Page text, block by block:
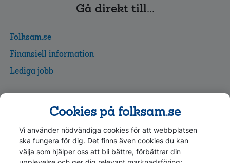
Gå direkt till...
Folksam.se
Finansiell information
Lediga jobb
Hantera cookies
Personuppgifter GDPR
Om penningtvättslagen
Cookies på folksam.se
Vi använder nödvändiga cookies för att webbplatsen
ska fungera för dig. Det finns även cookies du kan
välja som hjälper oss att bli bättre, förbättrar din